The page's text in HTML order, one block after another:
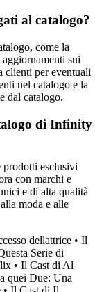
al catalogo?
come la
sui
clienti per eventuali
nel catalogo e la
dal catalogo.
di Infinity
esclusivi
con marchi e
e di alta qualità
moda e alle
dellattrice • Il
Serie di
• Il Cast di Al
quei Due: Una